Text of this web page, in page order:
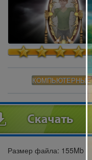
КОМПЬЮТЕРНЫЕ
Размер файла: 155Mb